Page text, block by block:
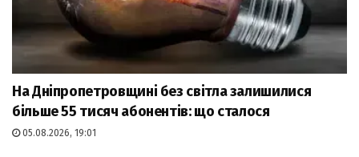
На Дніпропетровщині без світла залишилися
більше 55 тисяч абонентів: що сталося
05.08.2026, 19:01